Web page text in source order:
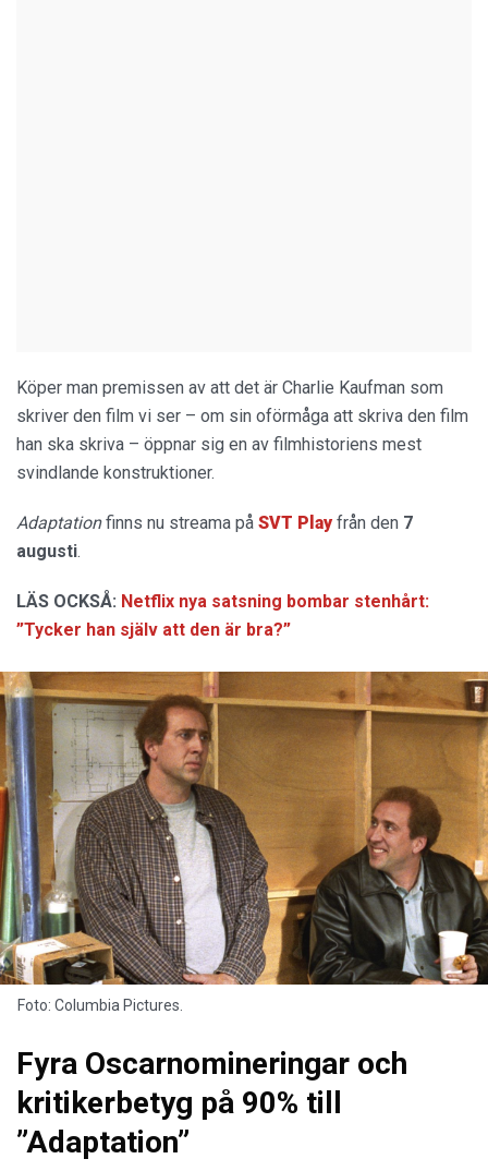
Köper man premissen av att det är Charlie Kaufman som
skriver den film vi ser – om sin oförmåga att skriva den film
han ska skriva – öppnar sig en av filmhistoriens mest
svindlande konstruktioner.
Adaptationfinns nu streama på SVT Playfrån den 7
augusti.
LÄS OCKSÅ: Netflix nya satsning bombar stenhårt:
”Tycker han själv att den är bra?”
Foto: Columbia Pictures.
Fyra Oscarnomineringar och
kritikerbetyg på 90% till
”Adaptation”